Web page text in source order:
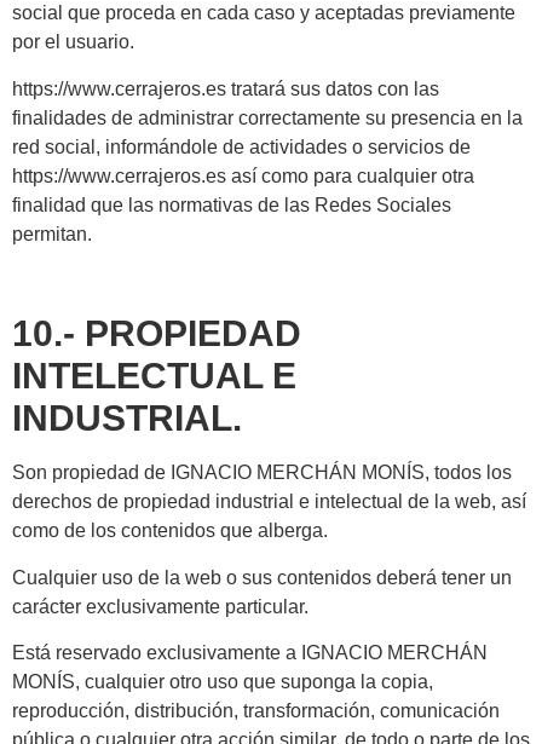
social que proceda en cada caso y aceptadas previamente
por el usuario.
https://www.cerrajeros.es tratará sus datos con las
finalidades de administrar correctamente su presencia en la
red social, informándole de actividades o servicios de
https://www.cerrajeros.es así como para cualquier otra
finalidad que las normativas de las Redes Sociales
permitan.
10.- PROPIEDAD
INTELECTUAL E
INDUSTRIAL.
Son propiedad de IGNACIO MERCHÁN MONÍS, todos los
derechos de propiedad industrial e intelectual de la web, así
como de los contenidos que alberga.
Cualquier uso de la web o sus contenidos deberá tener un
carácter exclusivamente particular.
Está reservado exclusivamente a IGNACIO MERCHÁN
MONÍS, cualquier otro uso que suponga la copia,
reproducción, distribución, transformación, comunicación
pública o cualquier otra acción similar, de todo o parte de los